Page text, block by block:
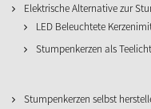
Elektrische Alternative zur
LED Beleuchtete
Stumpenkerzen als
Stumpenkerzen selbst